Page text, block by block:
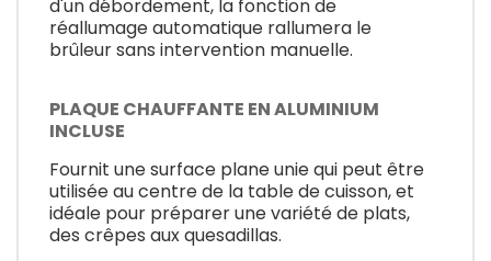
d'un débordement, la fonction de
réallumage automatique rallumera le
brûleur sans intervention manuelle.
PLAQUE CHAUFFANTE EN ALUMINIUM
INCLUSE
Fournit une surface plane unie qui peut être
utilisée au centre de la table de cuisson, et
idéale pour préparer une variété de plats,
des crêpes aux quesadillas.